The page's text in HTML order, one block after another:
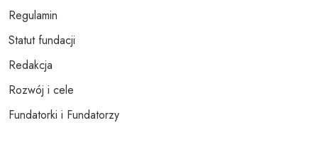
Regulamin
Statut fundacji
Redakcja
Rozwój i cele
Fundatorki i Fundatorzy